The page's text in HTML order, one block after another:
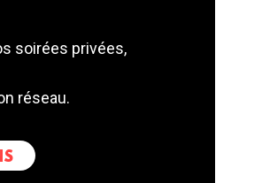
soirées privées,
réseau.